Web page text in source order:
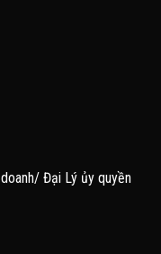
Đại Lý ủy quyền